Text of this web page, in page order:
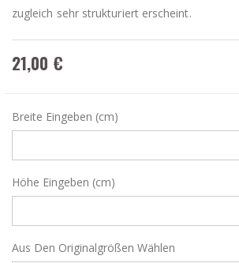
zugleich sehr strukturiert erscheint.
21,00 €
Breite Eingeben (cm)
Höhe Eingeben (cm)
Aus Den Originalgrößen Wählen